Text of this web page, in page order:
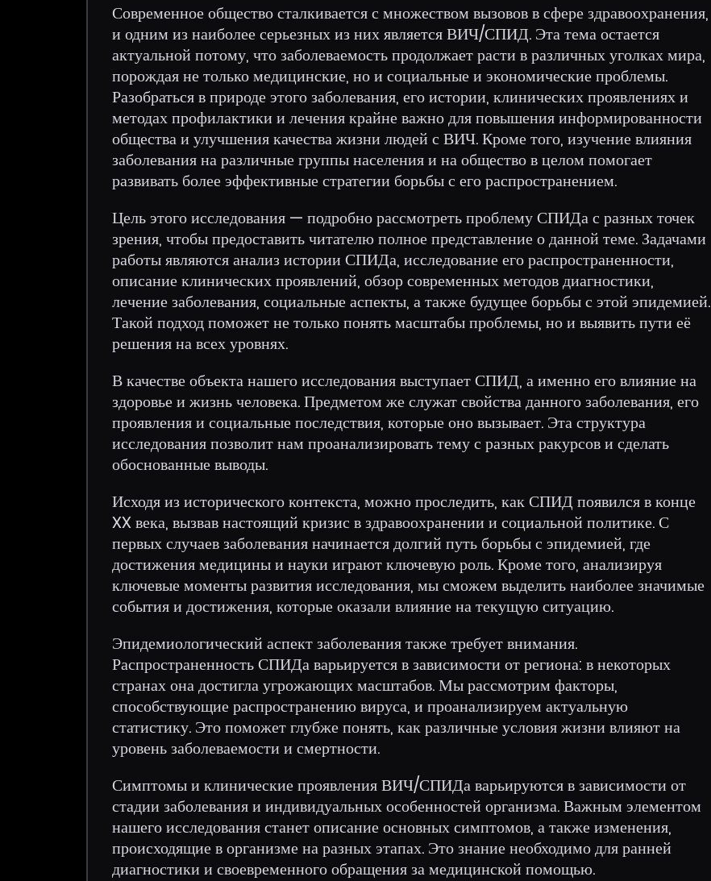
Современное общество сталкивается с множеством вызовов в сфере здравоохранения,
и одним из наиболее серьезных из них является ВИЧ/СПИД. Эта тема остается
актуальной потому, что заболеваемость продолжает расти в различных уголках мира,
порождая не только медицинские, но и социальные и экономические проблемы.
Разобраться в природе этого заболевания, его истории, клинических проявлениях и
методах профилактики и лечения крайне важно для повышения информированности
общества и улучшения качества жизни людей с ВИЧ. Кроме того, изучение влияния
заболевания на различные группы населения и на общество в целом помогает
развивать более эффективные стратегии борьбы с его распространением.
Цель этого исследования — подробно рассмотреть проблему СПИДа с разных точек
зрения, чтобы предоставить читателю полное представление о данной теме. Задачами
работы являются анализ истории СПИДа, исследование его распространенности,
описание клинических проявлений, обзор современных методов диагностики,
лечение заболевания, социальные аспекты, а также будущее борьбы с этой эпидемией.
Такой подход поможет не только понять масштабы проблемы, но и выявить пути её
решения на всех уровнях.
В качестве объекта нашего исследования выступает СПИД, а именно его влияние на
здоровье и жизнь человека. Предметом же служат свойства данного заболевания, его
проявления и социальные последствия, которые оно вызывает. Эта структура
исследования позволит нам проанализировать тему с разных ракурсов и сделать
обоснованные выводы.
Исходя из исторического контекста, можно проследить, как СПИД появился в конце
XX века, вызвав настоящий кризис в здравоохранении и социальной политике. С
первых случаев заболевания начинается долгий путь борьбы с эпидемией, где
достижения медицины и науки играют ключевую роль. Кроме того, анализируя
ключевые моменты развития исследования, мы сможем выделить наиболее значимые
события и достижения, которые оказали влияние на текущую ситуацию.
Эпидемиологический аспект заболевания также требует внимания.
Распространенность СПИДа варьируется в зависимости от региона: в некоторых
странах она достигла угрожающих масштабов. Мы рассмотрим факторы,
способствующие распространению вируса, и проанализируем актуальную
статистику. Это поможет глубже понять, как различные условия жизни влияют на
уровень заболеваемости и смертности.
Симптомы и клинические проявления ВИЧ/СПИДа варьируются в зависимости от
стадии заболевания и индивидуальных особенностей организма. Важным элементом
нашего исследования станет описание основных симптомов, а также изменения,
происходящие в организме на разных этапах. Это знание необходимо для ранней
диагностики и своевременного обращения за медицинской помощью.